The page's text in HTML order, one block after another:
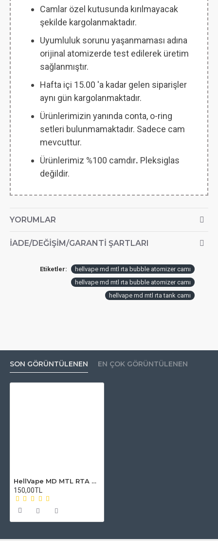
Camlar özel kutusunda kırılmayacak
şekilde kargolanmaktadır.
Uyumluluk sorunu yaşanmaması adına
orijinal atomizerde test edilerek üretim
sağlanmıştır.
Hafta içi 15.00 'a kadar gelen siparişler
aynı gün kargolanmaktadır.
Ürünlerimizin yanında conta, o-ring
setleri bulunmamaktadır. Sadece cam
mevcuttur.
Ürünlerimiz %100 camdır. Pleksiglas
değildir.
YORUMLAR
İADE/DEĞIŞIM/GARANTI ŞARTLARI
Etiketler:
hellvape md mtl rta bubble atomizer camı
hellvape md mtl rta bubble atomizer camı
hellvape md mtl rta tank camı
SON GÖRÜNTÜLENEN EN ÇOK GÖRÜNTÜLENEN
HellVape MD MTL RTA Atomizer Camı
150,00TL